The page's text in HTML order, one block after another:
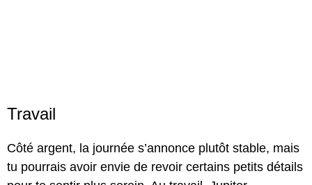
Travail
Côté argent, la journée s’annonce plutôt stable, mais
tu pourrais avoir envie de revoir certains petits détails